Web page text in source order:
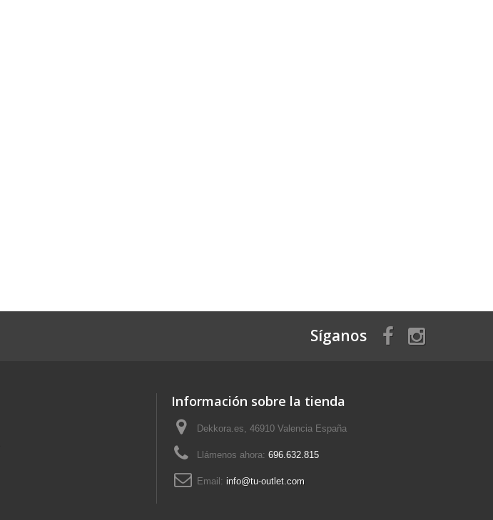
Síganos
Información sobre la tienda
Dekkora.es, 46910 Valencia España
Llámenos ahora: 696.632.815
Email: info@tu-outlet.com